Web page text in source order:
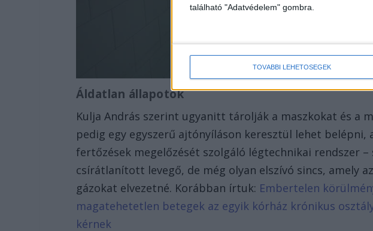
található "Adatvédelem" gombra.
TOVÁBBI LEHETŐSÉGEK
Áldatlan állapotok
Kulja András szerint ugyanitt tárolják a maszkokat és a
pedig egy egyszerű ajtónyíláson keresztül lehet belépni,
fertőzések megelőzését szolgáló légtechnikai rendszer –
csírátlanított levegő, de még olyan elszívó sincs, amely
gázokat elvezetné. Korábban írtuk: Embertelen
magatehetetlen betegek az egyik kórház krónikus
kérnek